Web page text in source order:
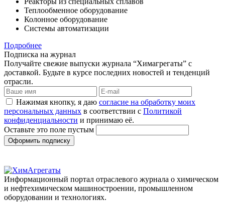
Теплообменное оборудование
Колонное оборудование
Системы автоматизации
Подробнее
Подписка на журнал
Получайте свежие выпуски журнала “Химагрегаты” с
доставкой. Будьте в курсе последних новостей и тенденций
отрасли.
Нажимая кнопку, я даю согласие на обработку моих
персональных данных в соответствии с Политикой
конфиденциальности и принимаю её.
Оставьте это поле пустым
Оформить подписку
Информационный портал отраслевого журнала о химическом
и нефтехимическом машиностроении, промышленном
оборудовании и технологиях.